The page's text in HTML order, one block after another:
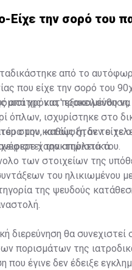
Είχε την σορό του
από το
που είχε την σορό του
χρόνια, προκειμένου να
απάτης κατ'
όπλων, ισχυρίστηκε στο
στην κατάψυξη δεν είχε
την απώλειά του.
μου, καθώς ήταν το
χαρακτηριστικά.
των στοιχείων της
του ηλικιωμένου
της ψευδούς
διερεύνηση θα συνεχιστεί
πορισμάτων της
που έγινε δεν έδειξε